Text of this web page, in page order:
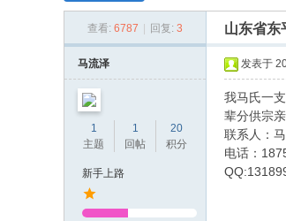
华
查看: 6787 回复: 3 山东省东
马流泽
1
主题
1
回帖
20
积分
新手上路
发表于
我马氏一
辈分供宗
联系人：
电话：